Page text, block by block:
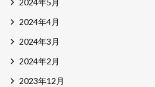
2024年5月
2024年4月
2024年3月
2024年2月
2023年12月